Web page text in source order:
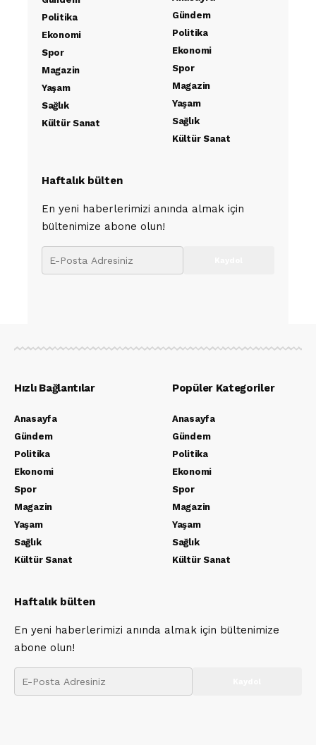
Politika
Ekonomi
Spor
Magazin
Yaşam
Sağlık
Kültür Sanat
Gündem
Politika
Ekonomi
Spor
Magazin
Yaşam
Sağlık
Kültür Sanat
Haftalık bülten
En yeni haberlerimizi anında almak için
bültenimize abone olun!
Hızlı Bağlantılar
Anasayfa
Gündem
Politika
Ekonomi
Spor
Magazin
Yaşam
Sağlık
Kültür Sanat
Popüler Kategoriler
Anasayfa
Gündem
Politika
Ekonomi
Spor
Magazin
Yaşam
Sağlık
Kültür Sanat
Haftalık bülten
En yeni haberlerimizi anında almak için bültenimize
abone olun!